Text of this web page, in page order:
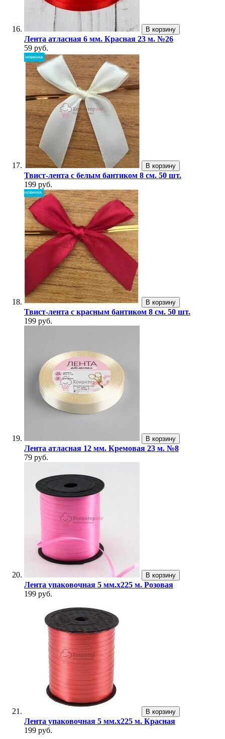
В корзину
Лента атласная 6 мм. Красная 23 м. №26
59 руб.
В корзину
Твист-лента с белым бантиком 8 см. 50 шт.
199 руб.
В корзину
Твист-лента с красным бантиком 8 см. 50 шт.
199 руб.
В корзину
Лента атласная 12 мм. Кремовая 23 м. №8
79 руб.
В корзину
Лента упаковочная 5 мм.х225 м. Розовая
199 руб.
В корзину
Лента упаковочная 5 мм.х225 м. Красная
199 руб.